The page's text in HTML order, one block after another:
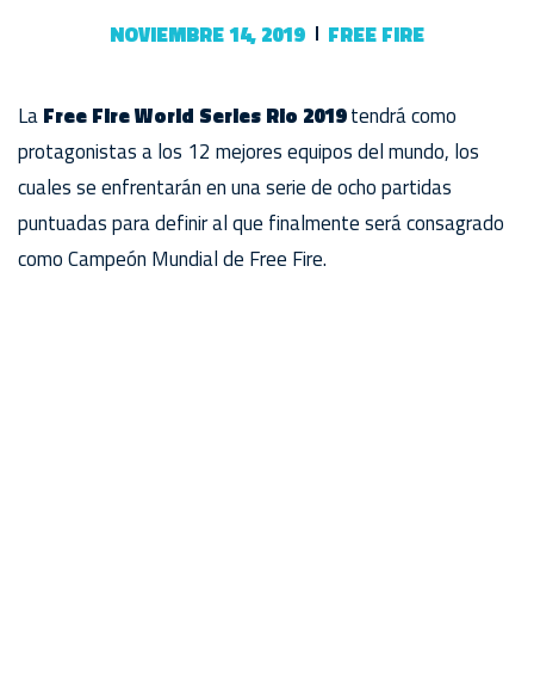
NOVIEMBRE 14, 2019 FREE FIRE
LaFree Fire World Series Rio 2019tendrá como
protagonistas a los 12 mejores equipos del mundo, los
cuales se enfrentarán en una serie de ocho partidas
puntuadas para definir al que finalmente será consagrado
como Campeón Mundial de Free Fire.